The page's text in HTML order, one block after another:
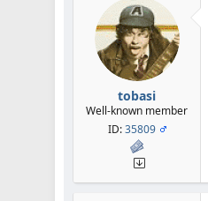
tobasi
Well-known member
ID:35809